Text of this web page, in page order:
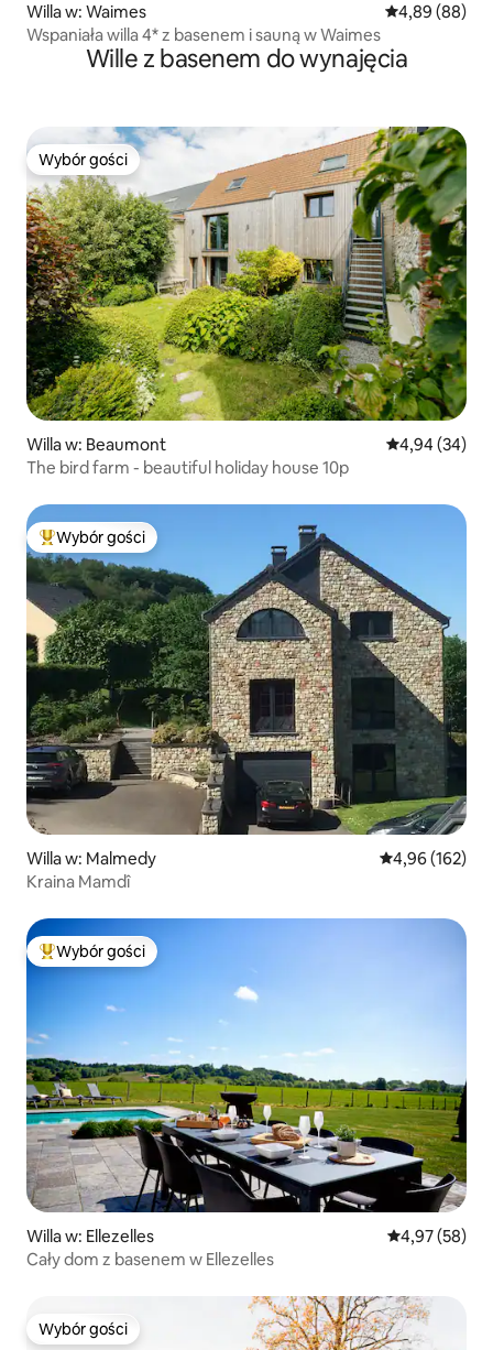
Willa w: Waimes Średnia
4,89 (88)
Wspaniała willa 4* z basenem i sauną w Waimes
Wille z basenem do wynajęcia
Wybór gości
Wybór gości
Willa w: Beaumont Średnia
4,94 (34)
The bird farm - beautiful holiday house 10p
Najpopularniejsze z kategorii Wybór gości
Wybór gości
Willa w: Malmedy Średnia
4,96 (162)
Kraina Mamdî
Najpopularniejsze z kategorii Wybór gości
Wybór gości
Willa w: Ellezelles Średnia
4,97 (58)
Cały dom z basenem w Ellezelles
Wybór gości
Wybór gości